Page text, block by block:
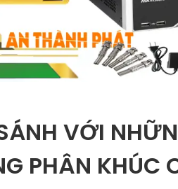
VỚI
PHÂN KHÚC